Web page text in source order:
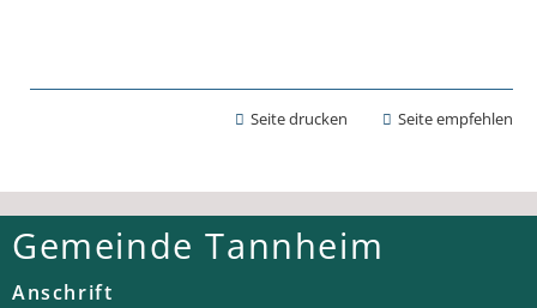
Seite drucken Seite empfehlen
Gemeinde Tannheim
Anschrift